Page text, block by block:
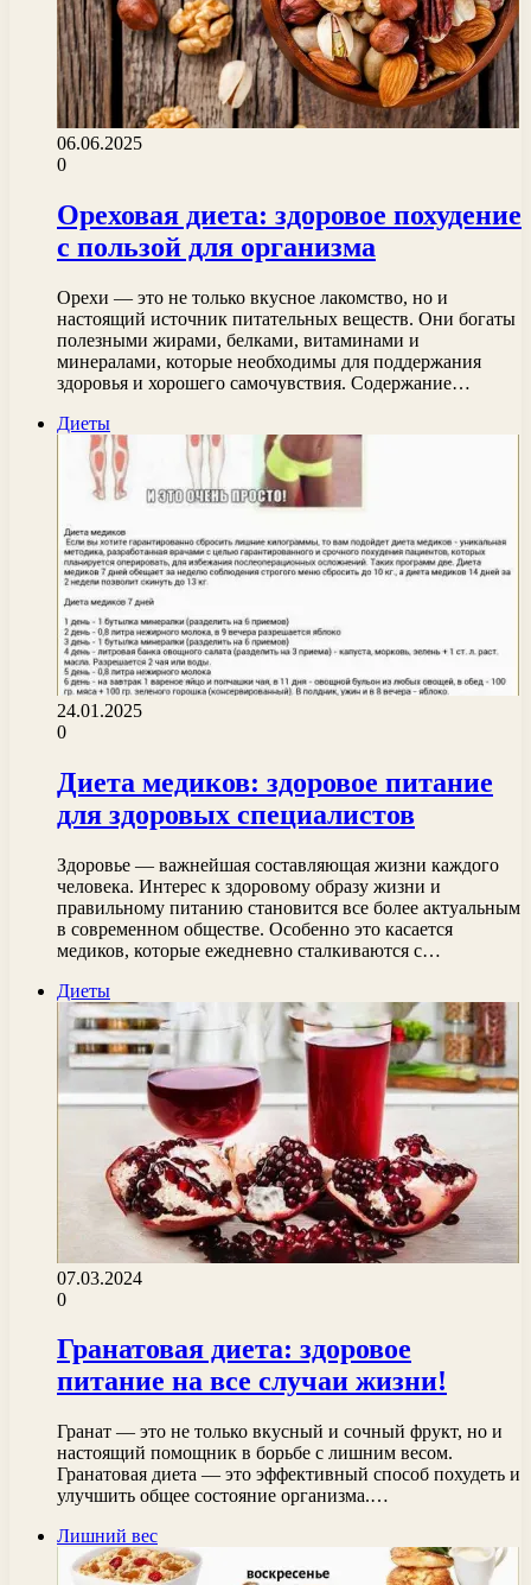
06.06.2025
0
Ореховая диета: здоровое похудение
с пользой для организма
Орехи — это не только вкусное лакомство, но и
настоящий источник питательных веществ. Они богаты
полезными жирами, белками, витаминами и
минералами, которые необходимы для поддержания
здоровья и хорошего самочувствия. Содержание…
Диеты
24.01.2025
0
Диета медиков: здоровое питание
для здоровых специалистов
Здоровье — важнейшая составляющая жизни каждого
человека. Интерес к здоровому образу жизни и
правильному питанию становится все более актуальным
в современном обществе. Особенно это касается
медиков, которые ежедневно сталкиваются с…
Диеты
07.03.2024
0
Гранатовая диета: здоровое
питание на все случаи жизни!
Гранат — это не только вкусный и сочный фрукт, но и
настоящий помощник в борьбе с лишним весом.
Гранатовая диета — это эффективный способ похудеть и
улучшить общее состояние организма.…
Лишний вес